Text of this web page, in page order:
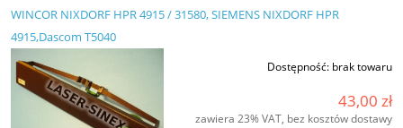
WINCOR NIXDORF HPR 4915 / 31580, SIEMENS NIXDORF HPR
4915,Dascom T5040
Dostępność: brak towaru
43,00 zł
zawiera 23% VAT, bez kosztów dostawy